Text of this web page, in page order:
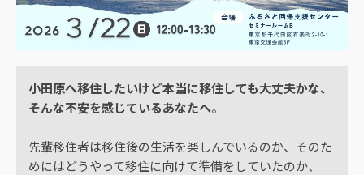
小田原へ移住したいけど本当に移住しても大丈夫かな、
そんな不安を感じているあなたへ。
先輩移住者は移住後の生活を楽しんでいるのか、そのた
めにはどうやって移住に向けて準備をしていたのか、